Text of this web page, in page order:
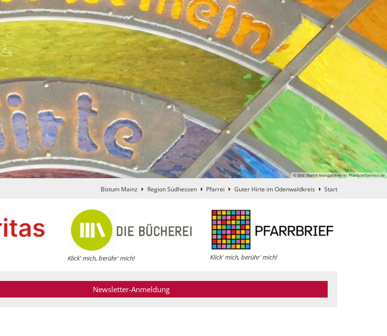
© Bild: Martin Manigatterer In: Pfarrbriefservice.de
Bistum Mainz Region Südhessen Pfarrei Guter Hirte im Odenwaldkreis Start
Klick' mich, berühr' mich! Klick' mich, berühr' mich!
Newsletter-Anmeldung